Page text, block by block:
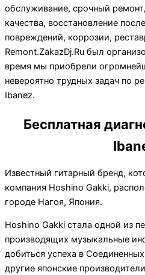
обслуживание, срочный
качества, восстановление
повреждений, коррозии,
Remont.ZakazDj.Ru был
время мы приобрели
невероятно трудных задач по
Ibanez.
Бесплатная
Известный гитарный бренд,
компания Hoshino Gakki,
городе Нагоя, Япония.
Hoshino Gakki стала одной из
производящих музыкальные
добиться успеха в
другие японские